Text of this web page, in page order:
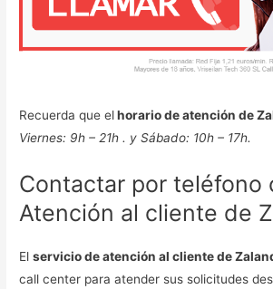
Recuerda que elhorario de atención de
Viernes: 9h – 21h . y Sábado: 10h – 17h.
Contactar por teléfono
Atención al cliente de
Elservicio de atención al cliente de
call center para atender sus solicitudes